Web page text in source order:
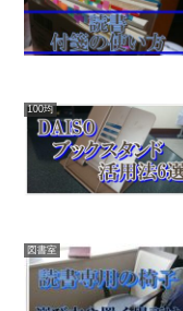
100均
図書室